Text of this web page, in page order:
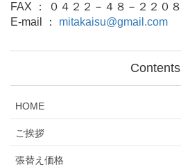
FAX ： ０４２２－４８－２２０８
E-mail ： mitakaisu@gmail.com
Contents
HOME
ご挨拶
張替え価格